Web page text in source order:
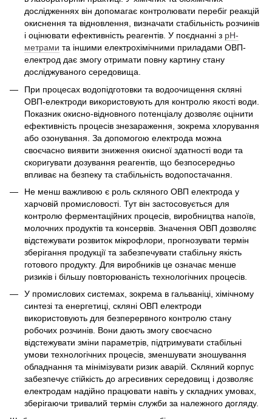
дослідженнях він допомагає контролювати перебіг реакцій
окиснення та відновлення, визначати стабільність розчинів
і оцінювати ефективність реагентів. У поєднанні з рН-
метрами та іншими електрохімічними приладами ОВП-
електрод дає змогу отримати повну картину стану
досліджуваного середовища.
При процесах водопідготовки та водоочищення скляні
ОВП-електроди використовують для контролю якості води.
Показник окисно-відновного потенціалу дозволяє оцінити
ефективність процесів знезараження, зокрема хлорування
або озонування. За допомогою електрода можна
своєчасно виявити зниження окисної здатності води та
скоригувати дозування реагентів, що безпосередньо
впливає на безпеку та стабільність водопостачання.
Не менш важливою є роль скляного ОВП електрода у
харчовій промисловості. Тут він застосовується для
контролю ферментаційних процесів, виробництва напоїв,
молочних продуктів та консервів. Значення ОВП дозволяє
відстежувати розвиток мікрофлори, прогнозувати термін
зберігання продукції та забезпечувати стабільну якість
готового продукту. Для виробників це означає менше
ризиків і більшу повторюваність технологічних процесів.
У промислових системах, зокрема в гальваніці, хімічному
синтезі та енергетиці, скляні ОВП електроди
використовують для безперервного контролю стану
робочих розчинів. Вони дають змогу своєчасно
відстежувати зміни параметрів, підтримувати стабільні
умови технологічних процесів, зменшувати зношування
обладнання та мінімізувати ризик аварій. Скляний корпус
забезпечує стійкість до агресивних середовищ і дозволяє
електродам надійно працювати навіть у складних умовах,
зберігаючи тривалий термін служби за належного догляду.